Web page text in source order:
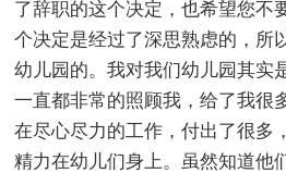
了辞职的这个决定，也希望您不
个决定是经过了深思熟虑的，所
幼儿园的。我对我们幼儿园其实
一直都非常的照顾我，给了我很
在尽心尽力的工作，付出了很多
精力在幼儿们身上。虽然知道他